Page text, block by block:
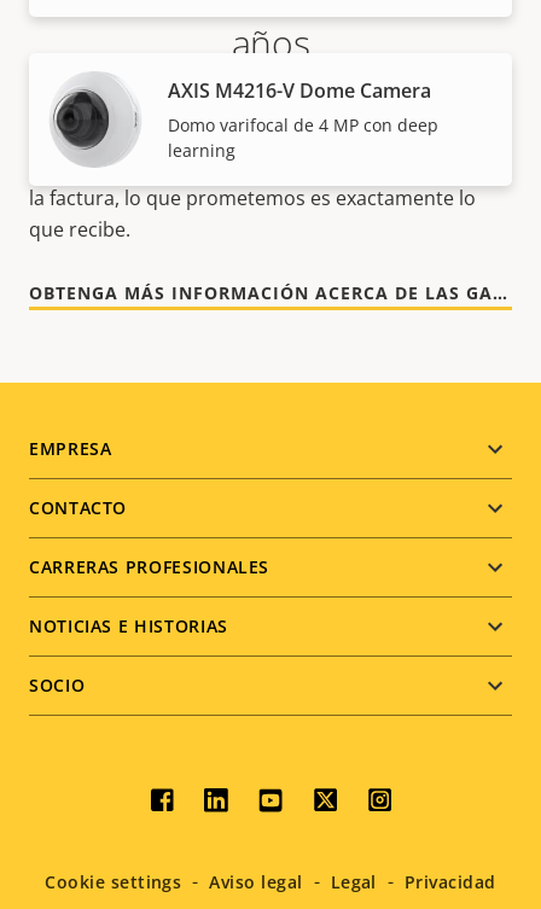
AXIS M4216-V Dome Camera
Domo varifocal de 4 MP con deep
learning
años
Nuestra nueva garantía de 5 años brinda a nuestros
clientes años de uso sin preocupaciones y un
control de los costes. Y no hay sorpresas ocultas en
la factura, lo que prometemos es exactamente lo
que recibe.
OBTENGA MÁS INFORMACIÓN ACERCA DE LAS GARANTÍAS DE AXIS
Footer
menu
EMPRESA
CONTACTO
CARRERAS PROFESIONALES
NOTICIAS E HISTORIAS
SOCIO
Social
menu
Cookie settings Aviso legal Legal Privacidad